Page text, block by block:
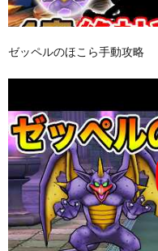
ゼッペルのほこら手動攻略